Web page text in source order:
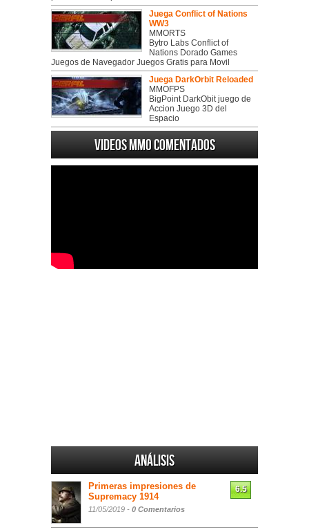
Juega Conflict of Nations
WW3
MMORTS
Bytro Labs Conflict of
Nations Dorado Games
Juegos de Navegador Juegos Gratis para Movil
Juega DarkOrbit Reloaded
MMOFPS
BigPoint DarkObit juego de
Accion Juego 3D del
Espacio
Videos MMO Comentados
Análisis
Primeras impresiones de
Supremacy 1914
11/05/2019 - 0 Comentarios
6.5